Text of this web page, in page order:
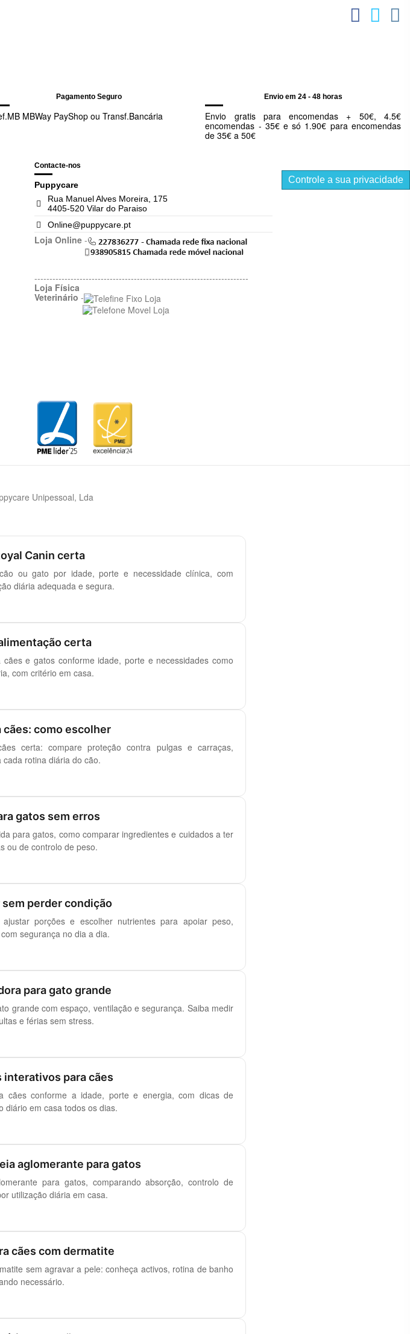
Pagamento Seguro
MBWay PayShop ou Transf.Bancária
Envio em 24 - 48 horas
Envio gratis para encomendas + 50€, 4.5€
encomendas - 35€ e só 1.90€ para encomendas
de 35€ a 50€
Contacte-nos
Puppycare
Rua Manuel Alves Moreira, 175
4405-520 Vilar do Paraiso
Online@puppycare.pt
Loja Online -
-----------------------------------------------------------------------
Loja Física
Veterinário -
Controle a sua privacidade
Unipessoal, Lda
Canin certa
ou gato por idade, porte e necessidade clínica, com
diária adequada e segura.
certa
e gatos conforme idade, porte e necessidades como
com critério em casa.
como escolher
certa: compare proteção contra pulgas e carraças,
rotina diária do cão.
gatos sem erros
para gatos, como comparar ingredientes e cuidados a ter
ou de controlo de peso.
perder condição
porções e escolher nutrientes para apoiar peso,
segurança no dia a dia.
para gato grande
grande com espaço, ventilação e segurança. Saiba medir
e férias sem stress.
para cães
cães conforme a idade, porte e energia, com dicas de
diário em casa todos os dias.
aglomerante para gatos
para gatos, comparando absorção, controlo de
utilização diária em casa.
cães com dermatite
sem agravar a pele: conheça activos, rotina de banho
necessário.